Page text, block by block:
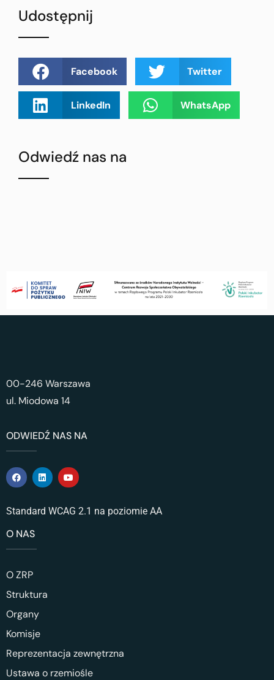
Udostępnij
Facebook Twitter
LinkedIn WhatsApp
Odwiedź nas na
00-246 Warszawa
ul. Miodowa 14
ODWIEDŹ NAS NA
Standard WCAG 2.1 na poziomie AA
O NAS
O ZRP
Struktura
Organy
Komisje
Reprezentacja zewnętrzna
Ustawa o rzemiośle